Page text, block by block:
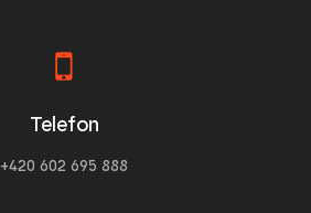
Telefon
+420 602 695 888